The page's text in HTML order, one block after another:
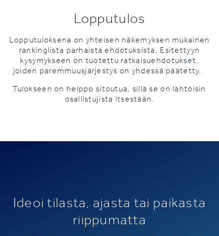
Lopputulos
Lopputuloksena on yhteisen näkemyksen mukainen
rankinglista parhaista ehdotuksista. Esitettyyn
kysymykseen on tuotettu ratkaisuehdotukset,
joiden paremmuusjärjestys on yhdessä päätetty.
Tulokseen on helppo sitoutua, sillä se on lähtöisin
osallistujista itsestään.
Ideoi tilasta, ajasta tai paikasta
riippumatta